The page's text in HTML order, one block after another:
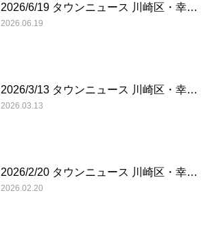
2026/6/19 タウンニュース 川崎区・幸…
2026.06.19
2026/3/13 タウンニュース 川崎区・幸…
2026.03.13
2026/2/20 タウンニュース 川崎区・幸…
2026.02.20